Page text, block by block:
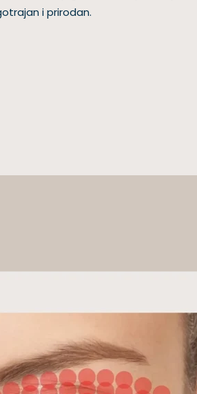
i prirodan.